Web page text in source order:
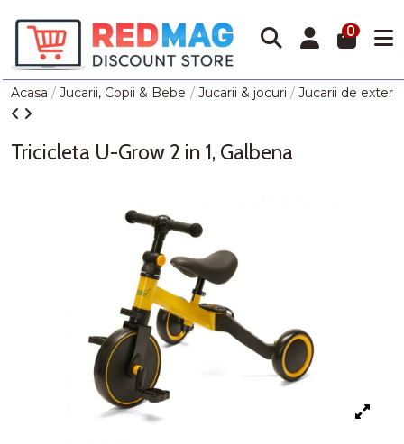
0
Acasa Jucarii, Copii & Bebe Jucarii & jocuri Jucarii de
Tricicleta U-Grow 2 in 1, Galbena